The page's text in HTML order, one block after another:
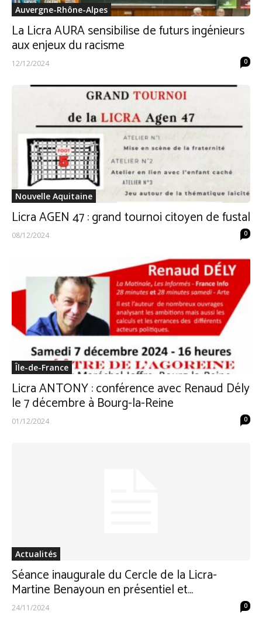
Auvergne-Rhône-Alpes
La Licra AURA sensibilise de futurs ingénieurs
aux enjeux du racisme
12/12/2024 0
Nouvelle Aquitaine
Licra AGEN 47 : grand tournoi citoyen de fustal
08/12/2024 0
Île-de-France
Licra ANTONY : conférence avec Renaud Dély
le 7 décembre à Bourg-la-Reine
01/12/2024 0
Actualités
Séance inaugurale du Cercle de la Licra-
Martine Benayoun en présentiel et...
24/11/2024 0